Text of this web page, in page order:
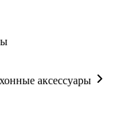
аксессуары